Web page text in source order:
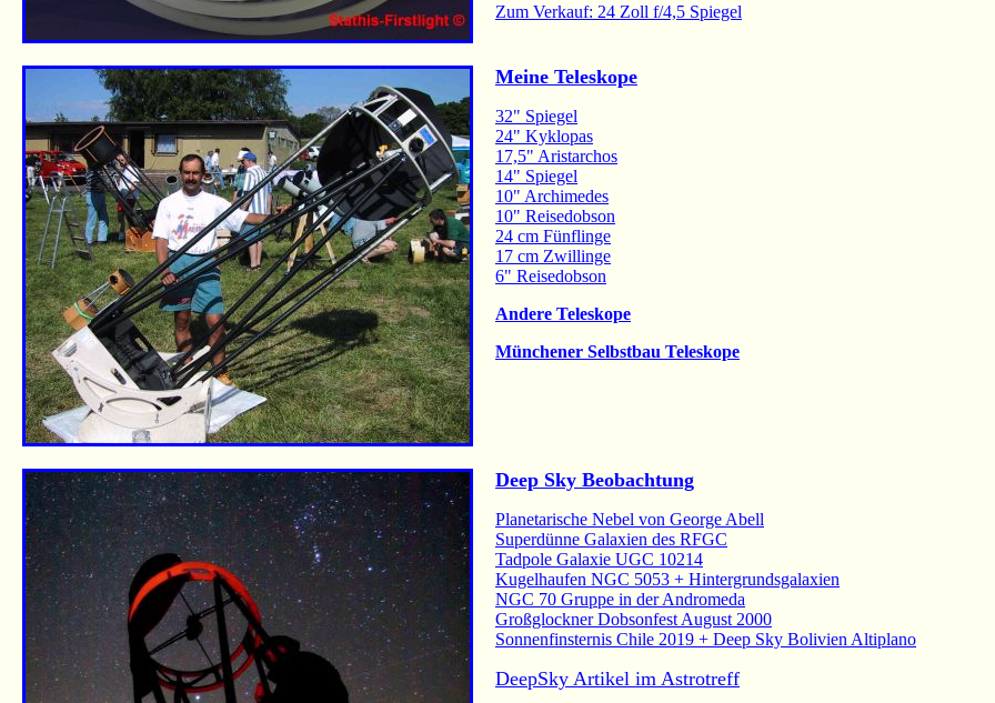
Zum Verkauf: 24 Zoll f/4,5 Spiegel
Meine Teleskope
32" Spiegel
24" Kyklopas
17,5" Aristarchos
14" Spiegel
10" Archimedes
10" Reisedobson
24 cm Fünflinge
17 cm Zwillinge
6" Reisedobson
Andere Teleskope
Münchener Selbstbau Teleskope
Deep Sky Beobachtung
Planetarische Nebel von George Abell
Superdünne Galaxien des RFGC
Tadpole Galaxie UGC 10214
Kugelhaufen NGC 5053 + Hintergrundsgalaxien
NGC 70 Gruppe in der Andromeda
Großglockner Dobsonfest August 2000
Sonnenfinsternis Chile 2019 + Deep Sky Bolivien Altiplano
DeepSky Artikel im Astrotreff